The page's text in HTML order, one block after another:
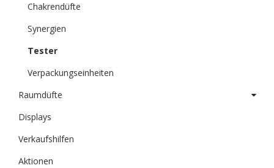
Chakrendüfte
Synergien
Tester
Verpackungseinheiten
Raumdüfte
Displays
Verkaufshilfen
Aktionen